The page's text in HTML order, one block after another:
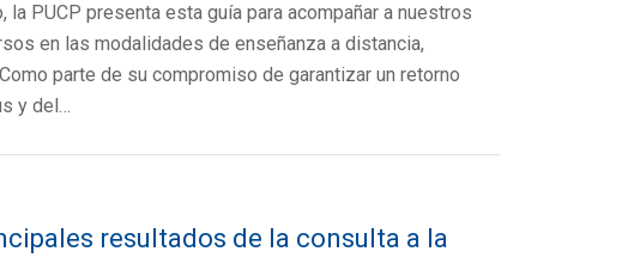
la PUCP presenta esta guía para acompañar a nuestros
en las modalidades de enseñanza a distancia,
parte de su compromiso de garantizar un retorno
y del…
resultados de la consulta a la